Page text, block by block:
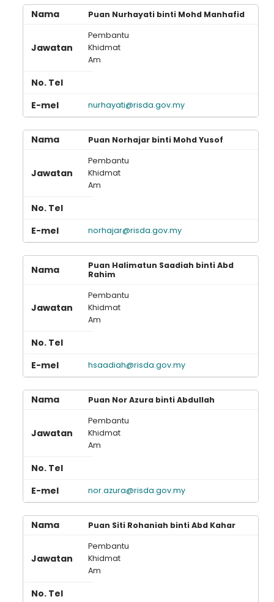
Puan Nurhayati binti Mohd Manhafid
Pembantu
Khidmat
Am
nurhayati@risda.gov.my
Puan Norhajar binti Mohd Yusof
Pembantu
Khidmat
Am
norhajar@risda.gov.my
Puan Halimatun Saadiah binti Abd
Rahim
Pembantu
Khidmat
Am
hsaadiah@risda.gov.my
Puan Nor Azura binti Abdullah
Pembantu
Khidmat
Am
nor.azura@risda.gov.my
Puan Siti Rohaniah binti Abd Kahar
Pembantu
Khidmat
Am